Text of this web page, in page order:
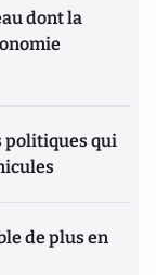
dont la
politiques qui
de plus en